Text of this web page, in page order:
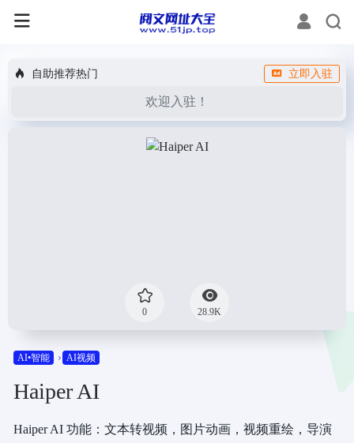
自助推荐热门 立即入驻
欢迎入驻！
0 28.9K
AI•智能 AI视频
Haiper AI
Haiper AI 功能：文本转视频，图片动画，视频重绘，导演